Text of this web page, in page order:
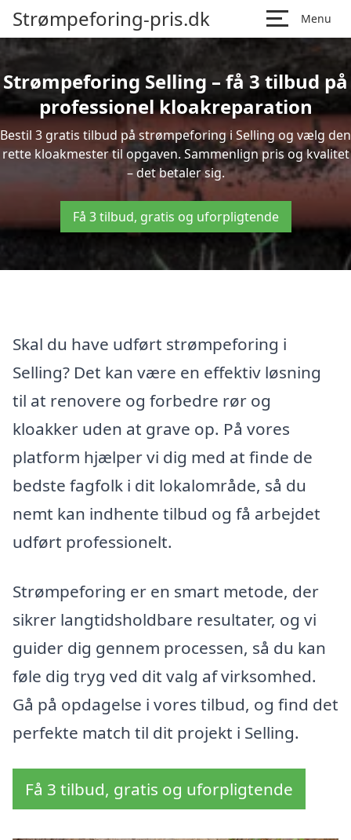
Strømpeforing-pris.dk Menu
Strømpeforing Selling – få 3 tilbud på
professionel kloakreparation
Bestil 3 gratis tilbud på strømpeforing i Selling og vælg den
rette kloakmester til opgaven. Sammenlign pris og kvalitet
– det betaler sig.
Få 3 tilbud, gratis og uforpligtende
Skal du have udført strømpeforing i
Selling? Det kan være en effektiv løsning
til at renovere og forbedre rør og
kloakker uden at grave op. På vores
platform hjælper vi dig med at finde de
bedste fagfolk i dit lokalområde, så du
nemt kan indhente tilbud og få arbejdet
udført professionelt.
Strømpeforing er en smart metode, der
sikrer langtidsholdbare resultater, og vi
guider dig gennem processen, så du kan
føle dig tryg ved dit valg af virksomhed.
Gå på opdagelse i vores tilbud, og find det
perfekte match til dit projekt i Selling.
Få 3 tilbud, gratis og uforpligtende